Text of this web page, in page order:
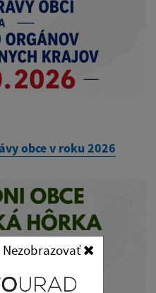
Nezobrazovať
obce v roku 2026